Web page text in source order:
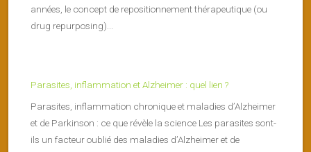
années, le concept de repositionnement thérapeutique (ou
drug repurposing)...
Parasites, inflammation et Alzheimer : quel lien ?
Parasites, inflammation chronique et maladies d’Alzheimer
et de Parkinson : ce que révèle la science Les parasites sont-
ils un facteur oublié des maladies d’Alzheimer et de